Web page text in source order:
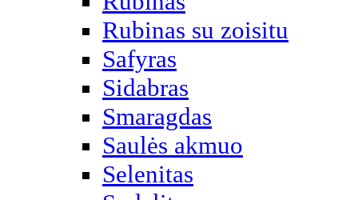
Rubinas su zoisitu
Safyras
Sidabras
Smaragdas
Saulės akmuo
Selenitas